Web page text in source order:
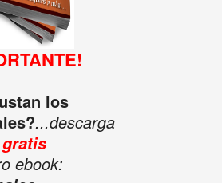
los
...descarga
gratis
ebook: